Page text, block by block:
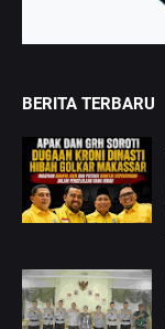
BERITA TERBARU